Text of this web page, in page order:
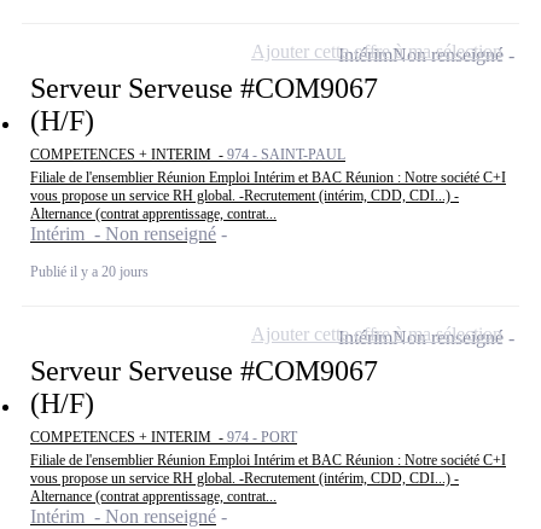
Serveur Serveuse #COM9067
(H/F)
COMPETENCES + INTERIM - 974 - SAINT-PAUL
Filiale de l'ensemblier Réunion Emploi Intérim et BAC Réunion : Notre société C+I
vous propose un service RH global. -Recrutement (intérim, CDD, CDI...) -
Alternance (contrat apprentissage, contrat...
Intérim - Non renseigné
Publié il y a 20 jours
IntérimNon renseigné
Ajouter cette offre à ma sélection
Serveur Serveuse #COM9067
(H/F)
COMPETENCES + INTERIM - 974 - PORT
Filiale de l'ensemblier Réunion Emploi Intérim et BAC Réunion : Notre société C+I
vous propose un service RH global. -Recrutement (intérim, CDD, CDI...) -
Alternance (contrat apprentissage, contrat...
Intérim - Non renseigné
IntérimNon renseigné
Ajouter cette offre à ma sélection